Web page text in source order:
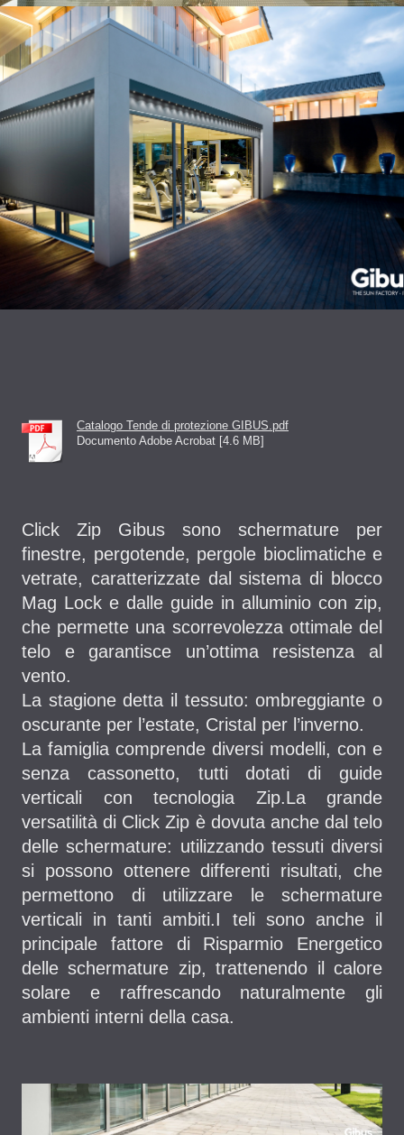
Catalogo Tende di protezione GIBUS.pdf
Documento Adobe Acrobat [4.6 MB]
Click Zip Gibus sono schermature per
finestre, pergotende, pergole bioclimatiche e
vetrate, caratterizzate dal sistema di blocco
Mag Lock e dalle guide in alluminio con zip,
che permette una scorrevolezza ottimale del
telo e garantisce un’ottima resistenza al
vento.
La stagione detta il tessuto: ombreggiante o
oscurante per l’estate, Cristal per l’inverno.
La famiglia comprende diversi modelli, con e
senza cassonetto, tutti dotati di guide
verticali con tecnologia Zip.La grande
versatilità di Click Zip è dovuta anche dal telo
delle schermature: utilizzando tessuti diversi
si possono ottenere differenti risultati, che
permettono di utilizzare le schermature
verticali in tanti ambiti.I teli sono anche il
principale fattore di Risparmio Energetico
delle schermature zip, trattenendo il calore
solare e raffrescando naturalmente gli
ambienti interni della casa.